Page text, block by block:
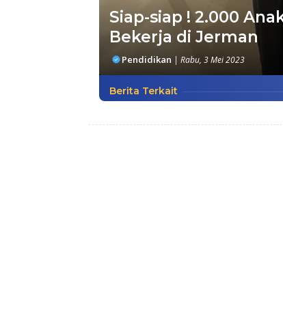
Siap-siap ! 2.000
Bekerja di Jerman
Pendidikan | Rabu, 3 Mei 2023
Berita Terkait